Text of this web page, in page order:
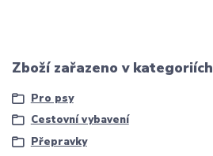
Zboží zařazeno v kategoriích
Pro psy
Cestovní vybavení
Přepravky